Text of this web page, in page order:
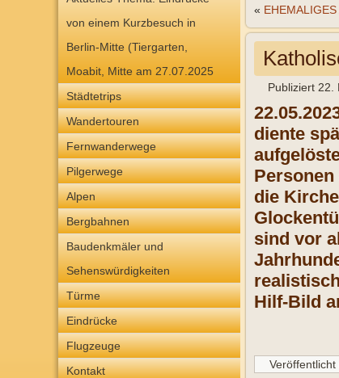
von einem Kurzbesuch in
Berlin-Mitte (Tiergarten,
Moabit, Mitte am 27.07.2025
Städtetrips
Wandertouren
Fernwanderwege
Pilgerwege
Alpen
Bergbahnen
Baudenkmäler und
Sehenswürdigkeiten
Türme
Eindrücke
Flugzeuge
Kontakt
«
Publiziert 22.
diente
die
sind vor
Hilf-Bild
Veröffentlicht